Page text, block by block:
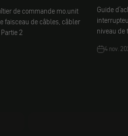
de commande mo.unit
faisceau de câbles, câbler
2
Guide
niveau
4 nov.